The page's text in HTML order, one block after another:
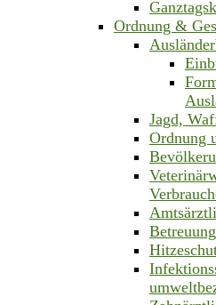
Ordnung &
Jagd,
Ordnung